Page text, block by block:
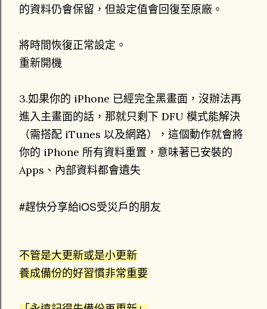
的資料仍會保留，但設定值會回復至原廠。
將時間恢復正常設定。
重新開機
3.如果你的 iPhone 已經完全黑畫面，沒辦法再
進入主畫面的話，那就只剩下 DFU 模式能解決
（需搭配 iTunes 以及網路），這個動作就會將
你的 iPhone 所有資料重置，意味著已安裝的
Apps、內部資料都會遺失
#趕快分享給iOS受災戶的朋友
不管是大更新或是小更新
養成備份的好習慣非常重要